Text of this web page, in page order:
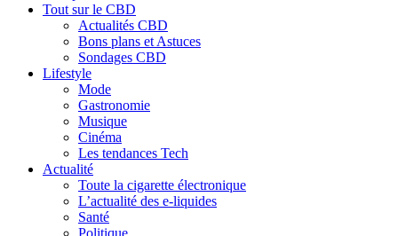
Tout sur le CBD
Actualités CBD
Bons plans et Astuces
Sondages CBD
Lifestyle
Mode
Gastronomie
Musique
Cinéma
Les tendances Tech
Actualité
Toute la cigarette électronique
L’actualité des e-liquides
Santé
Politique